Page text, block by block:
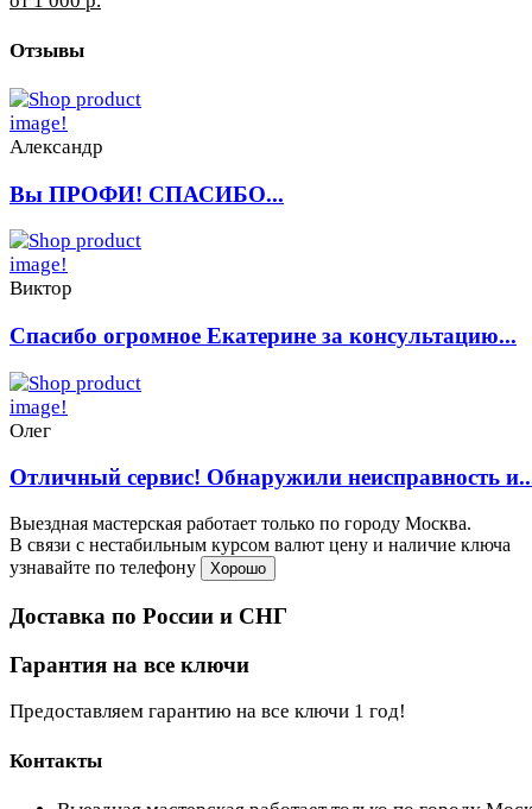
Отзывы
Александр
Вы ПРОФИ! СПАСИБО...
Виктор
Спасибо огромное Екатерине за консультацию...
Олег
Отличный сервис! Обнаружили неисправность
Выездная мастерская работает только по городу Москва.
В связи с нестабильным курсом валют цену и наличие ключа
узнавайте по телефону
Хорошо
Доставка по России и СНГ
Гарантия на все ключи
Предоставляем гарантию на все ключи 1 год!
Контакты